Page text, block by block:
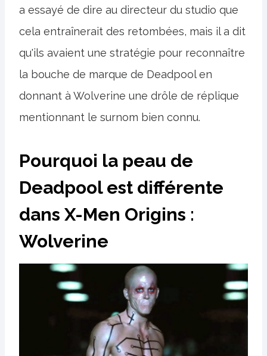
a essayé de dire au directeur du studio que
cela entraînerait des retombées, mais il a dit
qu'ils avaient une stratégie pour reconnaître
la bouche de marque de Deadpool en
donnant à Wolverine une drôle de réplique
mentionnant le surnom bien connu.
Pourquoi la peau de
Deadpool est différente
dans X-Men Origins :
Wolverine